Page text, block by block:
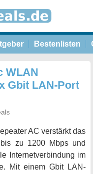
Bestenlisten
WLAN
Gbit LAN-Port
AC verstärkt das
zu 1200 Mbps und
Internetverbindung im
Mit einem Gbit LAN-